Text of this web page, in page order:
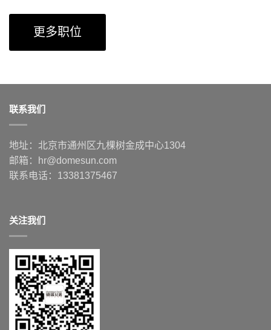
更多职位
联系我们
地址：北京市通州区九棵树金成中心1304
邮箱：hr@domesun.com
联系电话：13381375467
关注我们